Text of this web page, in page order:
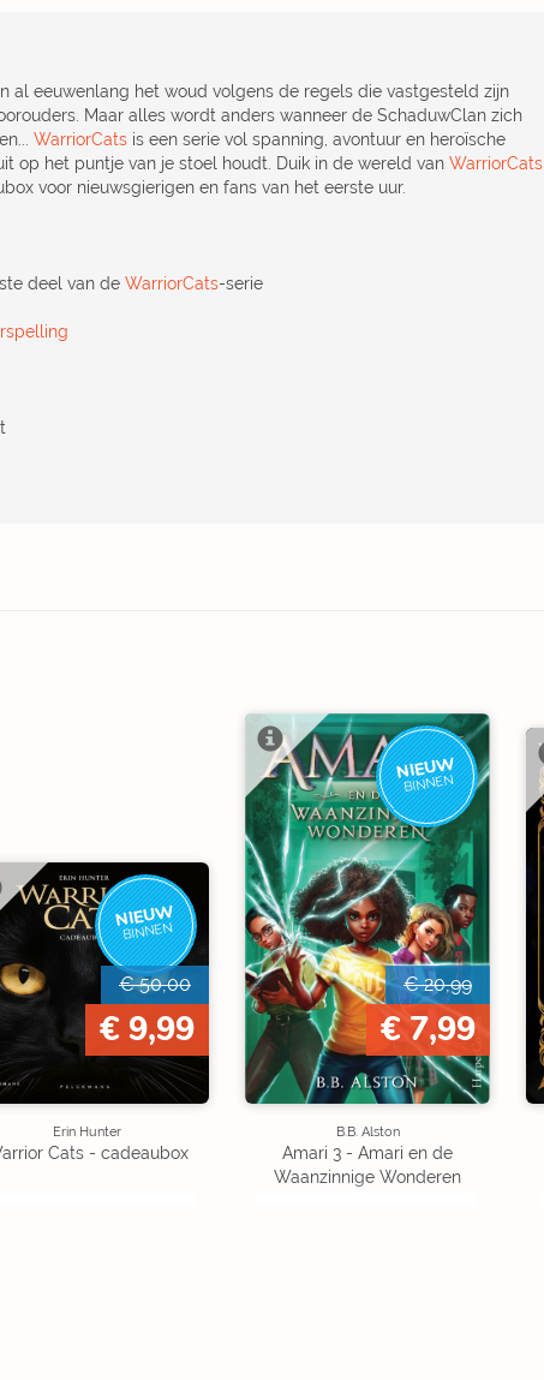
al eeuwenlang het woud volgens de regels die vastgesteld zijn
Maar alles wordt anders wanneer de SchaduwClan zich
WarriorCats is een serie vol spanning, avontuur en heroïsche
op het puntje van je stoel houdt. Duik in de wereld van WarriorCats
voor nieuwsgierigen en fans van het eerste uur.
deel van de WarriorCats-serie
NIEUW
BINNEN
€ 50,00
€ 9,99
Erin Hunter
Cats - cadeaubox
NIEUW
BINNEN
€ 20,99
€ 7,99
B.B. Alston
Amari 3 - Amari en de
Waanzinnige Wonderen